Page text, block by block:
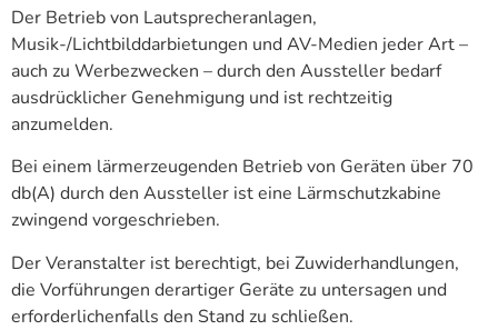
Der Betrieb von Lautsprecheranlagen,
Musik-/Lichtbilddarbietungen und AV-Medien jeder Art –
auch zu Werbezwecken – durch den Aussteller bedarf
ausdrücklicher Genehmigung und ist rechtzeitig
anzumelden.
Bei einem lärmerzeugenden Betrieb von Geräten über 70
db(A) durch den Aussteller ist eine Lärmschutzkabine
zwingend vorgeschrieben.
Der Veranstalter ist berechtigt, bei Zuwiderhandlungen,
die Vorführungen derartiger Geräte zu untersagen und
erforderlichenfalls den Stand zu schließen.